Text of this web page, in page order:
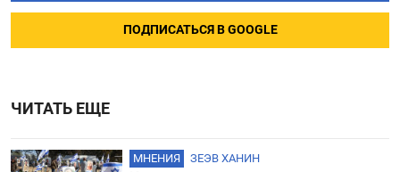
ПОДПИСАТЬСЯ В GOOGLE
ЧИТАТЬ ЕЩЕ
МНЕНИЯ ЗЕЭВ ХАНИН